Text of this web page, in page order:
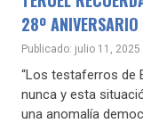
28º ANIVERSARIO
Publicado: julio 11, 2025
“Los testaferros de
nunca y esta
una anomalía